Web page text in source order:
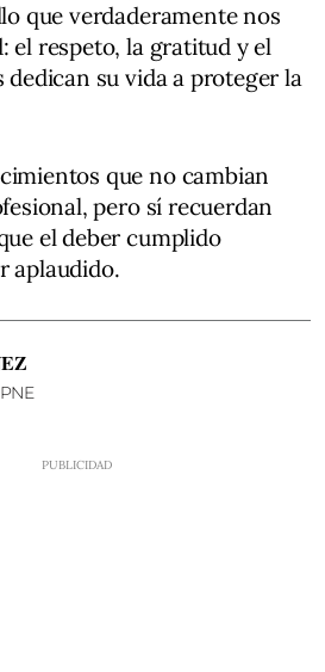
que verdaderamente nos
el respeto, la gratitud y el
su vida a proteger la
que no cambian
pero sí recuerdan
el deber cumplido
aplaudido.